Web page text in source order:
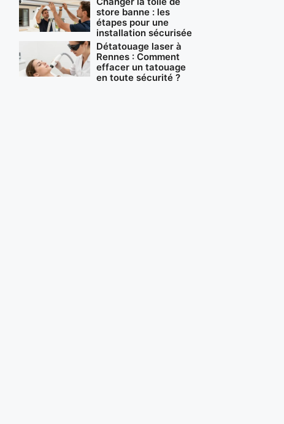
store banne : les
étapes pour une
installation sécurisée
Détatouage laser à
Rennes : Comment
effacer un tatouage
en toute sécurité ?